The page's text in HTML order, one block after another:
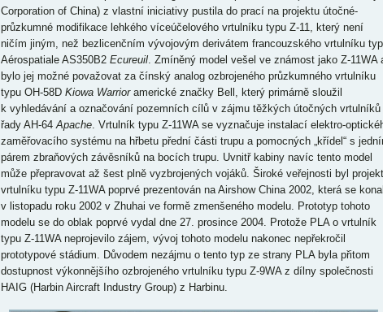
Corporation of China) z vlastní iniciativy pustila do prací na projektu útočné-
průzkumné modifikace lehkého víceúčelového vrtulníku typu Z-11, který není
ničím jiným, než bezlicenčním vývojovým derivátem francouzského vrtulníku
Aérospatiale AS350B2 Ecureuil. Zmíněný model vešel ve známost jako Z-11WA
bylo jej možné považovat za čínský analog ozbrojeného průzkumného vrtulníku
typu OH-58D Kiowa Warrioramerické značky Bell, který primárně sloužil
k vyhledávání a označování pozemních cílů v zájmu těžkých útočných vrtulníků
řady AH-64Apache. Vrtulník typu Z-11WA se vyznačuje instalací elektro-
zaměřovacího systému na hřbetu přední části trupu a pomocných „křídel“ s
párem zbraňových závěsníků na bocích trupu. Uvnitř kabiny navíc tento model
může přepravovat až šest plně vyzbrojených vojáků. Široké veřejnosti byl projekt
vrtulníku typu Z-11WA poprvé prezentován na Airshow China 2002, která se
v listopadu roku 2002 v Zhuhai ve formě zmenšeného modelu. Prototyp tohoto
modelu se do oblak poprvé vydal dne 27. prosince 2004. Protože PLA o vrtulník
typu Z-11WA neprojevilo zájem, vývoj tohoto modelu nakonec nepřekročil
prototypové stádium. Důvodem nezájmu o tento typ ze strany PLA byla přitom
dostupnost výkonnějšího ozbrojeného vrtulníku typu Z-9WA z dílny společnosti
HAIG (Harbin Aircraft Industry Group) z Harbinu.